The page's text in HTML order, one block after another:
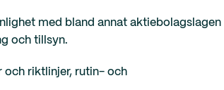
med bland annat aktiebolagslagen
och tillsyn.
och riktlinjer, rutin- och